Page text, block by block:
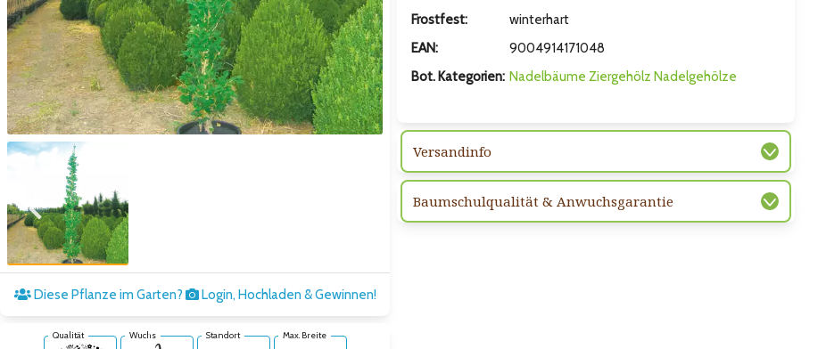
Zum vorigen Bild Zum nächsten Bild
Diese Pflanze im Garten? Login, Hochladen & Gewinnen!
Qualität Wuchs Standort Max. Breite
Frostfest:
winterhart
EAN:
9004914171048
Bot. Kategorien: Nadelbäume Ziergehölz Nadelgehölze
Versandinfo
Baumschulqualität & Anwuchsgarantie